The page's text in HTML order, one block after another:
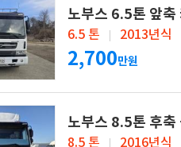
노부스 6.5톤 앞축
6.5 톤 2013년식
2,700만원
노부스 8.5톤 후축
8.5 톤 2016년식